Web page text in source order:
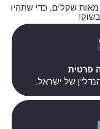
מאות שקלים, כדי שתהיו
פרטית
של ישראל.